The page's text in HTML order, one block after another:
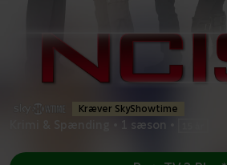
Kræver SkyShowtime
1 sæson